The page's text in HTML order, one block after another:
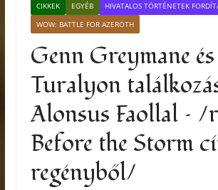
CIKKEK EGYÉB
HIVATALOS TÖRTÉNETEK
WOW: BATTLE FOR AZEROTH
Genn Greymane és
Turalyon
Alonsus Faollal – /
Before the Storm
regényből/